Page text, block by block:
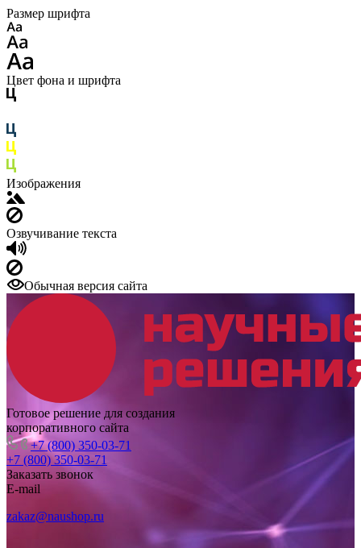
Размер шрифта
Цвет фона и шрифта
Изображения
Озвучивание текста
Обычная версия сайта
Готовое решение для создания
корпоративного сайта
+7 (800) 350-03-71
+7 (800) 350-03-71
Заказать звонок
E-mail
zakaz@naushop.ru